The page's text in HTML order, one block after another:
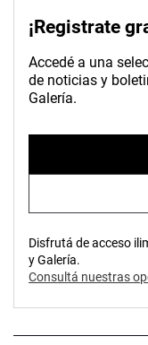
¡Registrate
Accedé a una
de noticias y
Galería.
Disfrutá de acceso
y Galería.
Consultá nuestras